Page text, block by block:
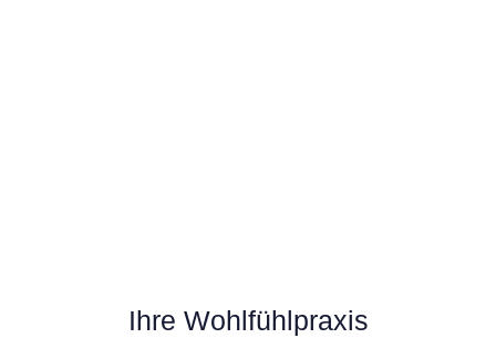
Ihre Wohlfühlpraxis